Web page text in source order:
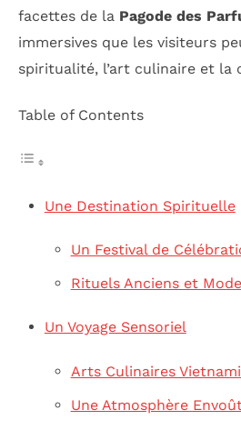
facettes de la Pagode des
immersives que les visiteurs
spiritualité, l’art culinaire et la
Table of Contents
Une Destination Spirituelle
Un Festival de
Rituels Anciens et
Un Voyage Sensoriel
Arts Culinaires
Une Atmosphère